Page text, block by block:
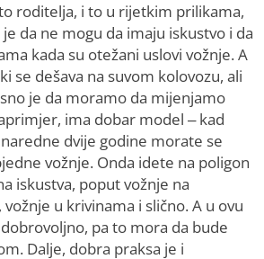
roditelja, i to u rijetkim prilikama,
da ne mogu da imaju iskustvo i da
kada su otežani uslovi vožnje. A
se dešava na suvom kolovozu, ali
je da moramo da mijenjamo
ima dobar model – kad
dvije godine morate se
vožnje. Onda idete na poligon
iskustva, poput vožnje na
u krivinama i slično. A u ovu
pa to mora da bude
Dalje, dobra praksa je i